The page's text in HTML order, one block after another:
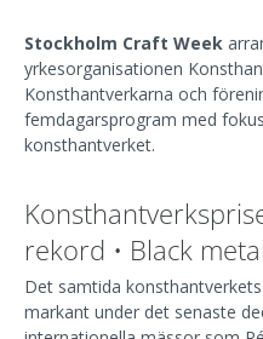
Stockholm Craft Week
yrkesorganisationen
Konsthantverkarna och
femdagarsprogram med
konsthantverket.
rekord • Black
Det samtida
markant under det senaste